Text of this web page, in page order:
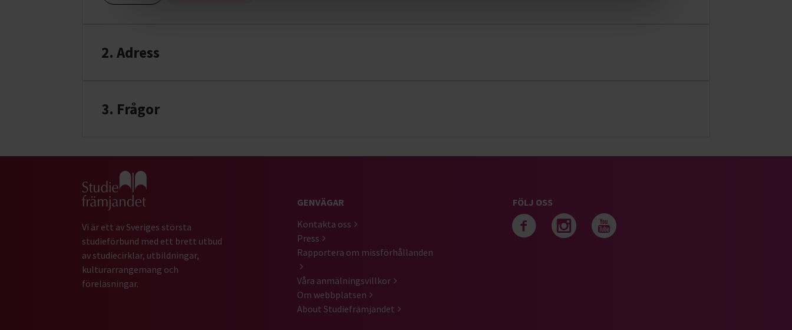
2. Adress
3. Frågor
Gå till studiefrämjandets startsida
Vi är ett av Sveriges största
studieförbund med ett brett utbud
av studiecirklar, utbildningar,
kulturarrangemang och
föreläsningar.
GENVÄGAR
Kontakta oss
Press
Rapportera om missförhållanden
Våra anmälningsvillkor
Om webbplatsen
About Studiefrämjandet
FÖLJ OSS
Följ oss på facebook
Följ oss på instagram
Följ oss på youtube